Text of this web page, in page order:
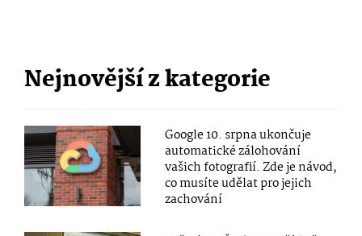
Nejnovější z kategorie
Google 10. srpna ukončuje
automatické zálohování
vašich fotografií. Zde je návod,
co musíte udělat pro jejich
zachování